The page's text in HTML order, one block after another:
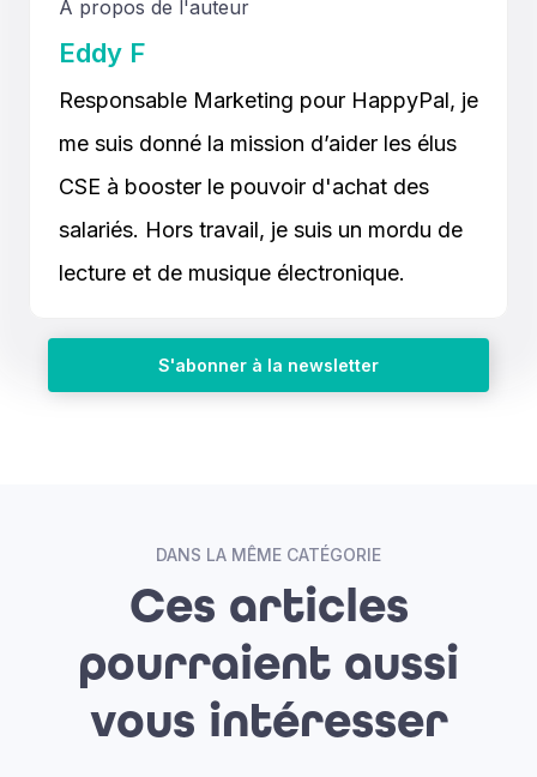
A propos de l'auteur
Eddy F
Responsable Marketing pour HappyPal, je
me suis donné la mission d’aider les élus
CSE à booster le pouvoir d'achat des
salariés. Hors travail, je suis un mordu de
lecture et de musique électronique.
S'abonner à la newsletter
DANS LA MÊME CATÉGORIE
Ces articles
pourraient aussi
vous intéresser